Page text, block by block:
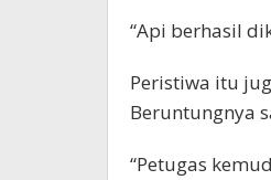
“Api berhasil
Peristiwa itu
Beruntungnya
“Petugas